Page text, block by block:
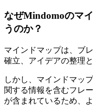
なぜMindomoのマ
うのか？
マインドマップは、ブ
確立、アイデアの整理
しかし、マインドマッ
関する情報を含むフレ
が含まれているため、